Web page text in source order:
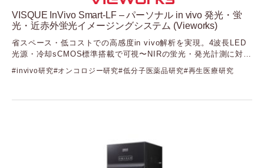
VISQUE InVivo Smart-LF – パーソナル in vivo 発光・蛍
光・近赤外蛍光イメージングシステム (Vieworks)
省スペース・低コストでの高感度in vivo解析を実現。4波長LED
光源・冷却sCMOS標準搭載で可視〜NIRの蛍光・発光計測に対
invivo研究 オンコロジー研究 低分子医薬品研究 再生医療研究
Targeted Bioscience
（ターゲッティドバイオサイエンス）
Vieworks
（ビューワークス）
Visiopharm
（ビジオファーム）